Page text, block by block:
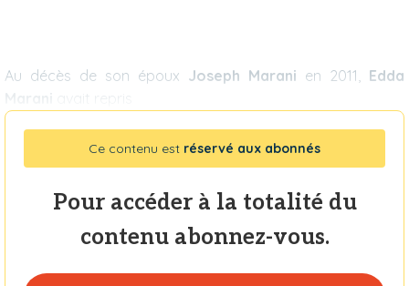
Au décès de son époux Joseph Marani en 2011, Edda
Marani
Ce contenu est réservé aux abonnés
Pour accéder à la totalité du
contenu abonnez-vous.